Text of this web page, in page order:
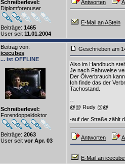
Schreiberlevel:
Diplomforenuser
Beiträge: 1465
User seit 11.01.2004
Antworten
E-Mail an AStein
Beitrag von:
icecubes
... ist OFFLINE
Schreiberlevel:
Forendoppeldoktor
Beiträge: 2063
User seit vor Apr. 03
Geschrieben am
Also im Handbuch
Je nach Fahrweise
Der Ölverbrauch
Ich finde das der
Tachostand.
--
@@ Rudy @@
-auf der Straße zählt
Antworten
E-Mail an